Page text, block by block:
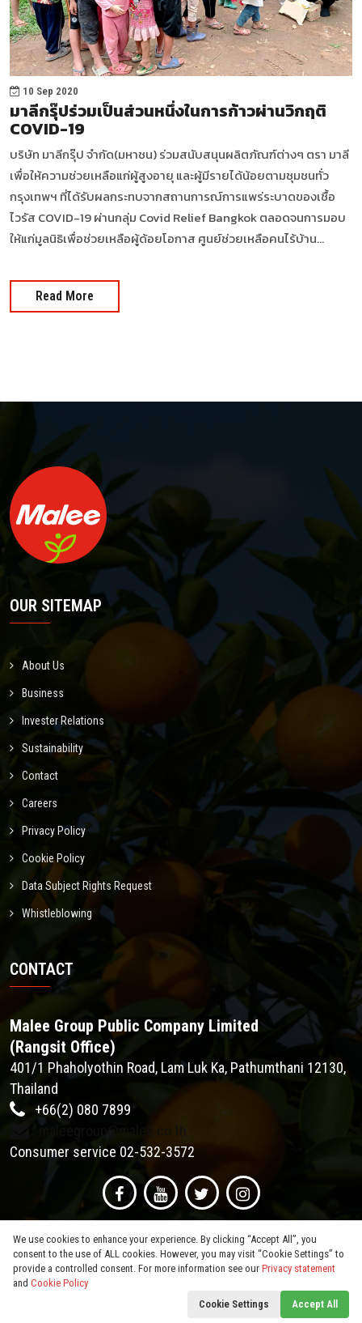
10 Sep 2020
มาลีกรุ๊ปร่วมเป็นส่วนหนึ่งในการก้าวผ่านวิกฤติ
COVID-19
บริษัท มาลีกรุ๊ป จำกัด(มหาชน) ร่วมสนับสนุนผลิตภัณฑ์ต่างๆ ตรา มาลี
เพื่อให้ความช่วยเหลือแก่ผู้สูงอายุ และผู้มีรายได้น้อยตามชุมชนทั่ว
กรุงเทพฯ ที่ได้รับผลกระทบจากสถานการณ์การแพร่ระบาดของเชื้อ
ไวรัส COVID-19 ผ่านกลุ่ม Covid Relief Bangkok ตลอดจนการมอบ
ให้แก่มูลนิธิเพื่อช่วยเหลือผู้ด้อยโอกาส ศูนย์ช่วยเหลือคนไร้บ้าน...
Read More
OUR SITEMAP
About Us
Business
Invester Relations
Sustainability
Contact
Careers
Privacy Policy
Cookie Policy
Data Subject Rights Request
Whistleblowing
CONTACT
Malee Group Public Company Limited
(Rangsit Office)
401/1 Phaholyothin Road, Lam Luk Ka, Pathumthani 12130,
Thailand
+66(2) 080 7899
maleegroup@malee.co.th
Consumer service 02-532-3572
. All Rights Reserved.
We use cookies to enhance your experience. By clicking “Accept All”, you
consent to the use of ALL cookies. However, you may visit “Cookie Settings” to
provide a controlled consent. For more information see our Privacy statement
and Cookie Policy
Cookie Settings
Accept All